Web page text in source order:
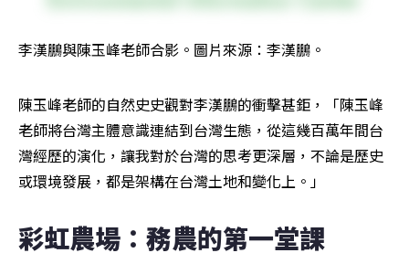
李漢鵬與陳玉峰老師合影。圖片來源：李漢鵬。
陳玉峰老師的自然史史觀對李漢鵬的衝擊甚鉅，「陳玉峰
老師將台灣主體意識連結到台灣生態，從這幾百萬年間台
灣經歷的演化，讓我對於台灣的思考更深層，不論是歷史
或環境發展，都是架構在台灣土地和變化上。」
彩虹農場：務農的第一堂課